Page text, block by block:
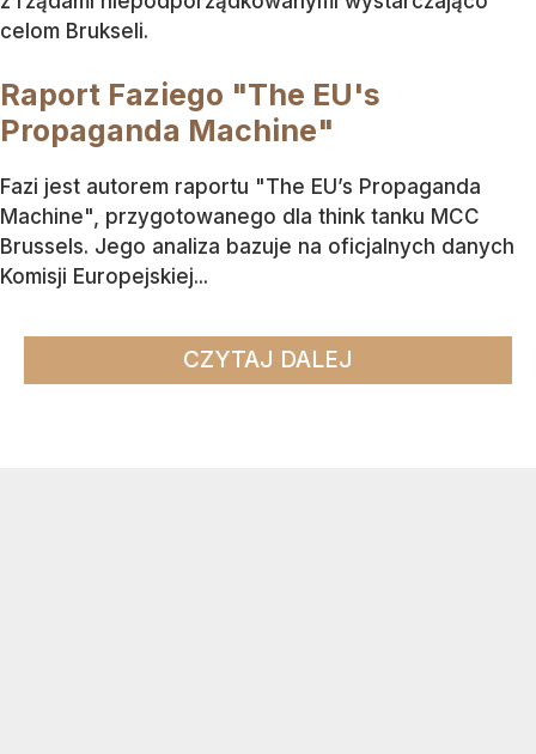
celom Brukseli.
Raport Faziego "The EU's
Propaganda Machine"
Fazi jest autorem raportu "The EU’s Propaganda
Machine", przygotowanego dla think tanku MCC
Brussels. Jego analiza bazuje na oficjalnych danych
Komisji Europejskiej...
CZYTAJ DALEJ